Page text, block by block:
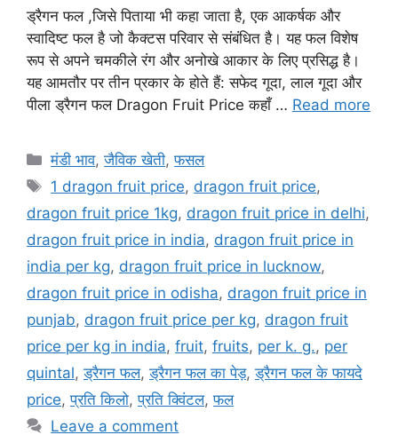
ड्रैगन फल ,जिसे पिताया भी कहा जाता है, एक आकर्षक और
स्वादिष्ट फल है जो कैक्टस परिवार से संबंधित है। यह फल विशेष
रूप से अपने चमकीले रंग और अनोखे आकार के लिए प्रसिद्ध है।
यह आमतौर पर तीन प्रकार के होते हैं: सफेद गूदा, लाल गूदा और
पीला ड्रैगन फल Dragon Fruit Price कहाँ … Read more
Categories
मंडी भाव,जैविक खेती,फसल
Tags
1 dragon fruit price, dragon fruit price,
dragon fruit price 1kg, dragon fruit price in delhi,
dragon fruit price in india, dragon fruit price in
india per kg, dragon fruit price in lucknow,
dragon fruit price in odisha, dragon fruit price in
punjab, dragon fruit price per kg, dragon fruit
price per kg in india, fruit, fruits, per k. g., per
quintal,ड्रैगन फल,ड्रैगन फल का पेड़,ड्रैगन फल के फायदे
price,प्रति किलो,प्रति क्विंटल,फल
Leave a comment